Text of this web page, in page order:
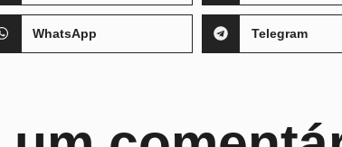
WhatsApp Telegram